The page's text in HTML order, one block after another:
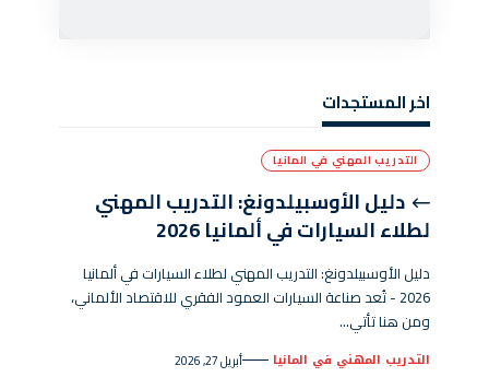
اخر المستجدات
التدريب المهني في المانيا
دليل الأوسبيلدونغ: التدريب المهني
لطلاء السيارات في ألمانيا 2026
دليل الأوسبيلدونغ: التدريب المهني لطلاء السيارات في ألمانيا
2026 - تُعد صناعة السيارات العمود الفقري للاقتصاد الألماني،
ومن هنا تأتي…
التدريب المهني في المانيا أبريل 27, 2026